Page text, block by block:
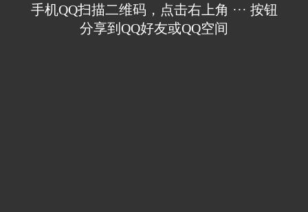
手机QQ扫描二维码，点击右上角 ··· 按钮
分享到QQ好友或QQ空间